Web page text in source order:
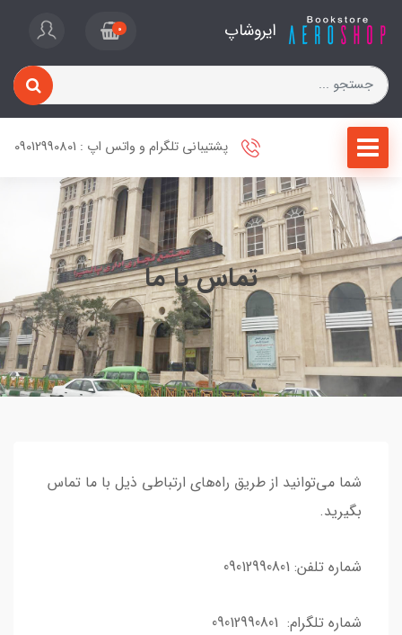
ایروشاپ 0
پشتیبانی تلگرام و واتس اپ : 09012990801
تماس با ما
شما می‌توانید از طریق راه‌های ارتباطی ذیل با ما تماس
بگیرید.
شماره تلفن: 09012990801
شماره تلگرام: 09012990801